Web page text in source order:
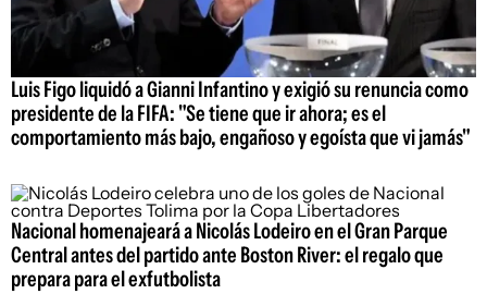
Luis Figo liquidó a Gianni Infantino y exigió su renuncia como
presidente de la FIFA: "Se tiene que ir ahora; es el
comportamiento más bajo, engañoso y egoísta que vi jamás"
Nacional homenajeará a Nicolás Lodeiro en el Gran Parque
Central antes del partido ante Boston River: el regalo que
prepara para el exfutbolista